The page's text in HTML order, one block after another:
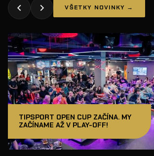
VŠETKY NOVINKY →
TIPSPORT OPEN CUP ZAČÍNA. MY
ZAČÍNAME AŽ V PLAY-OFF!